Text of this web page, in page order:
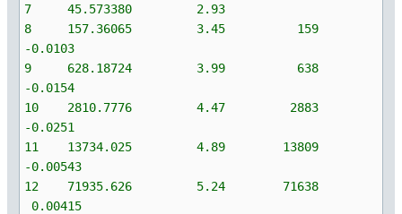
7 45.573380 2.93
8 157.36065 3.45 159
-0.0103
9 628.18724 3.99 638
-0.0154
10 2810.7776 4.47 2883
-0.0251
11 13734.025 4.89 13809
-0.00543
12 71935.626 5.24 71638
0.00415